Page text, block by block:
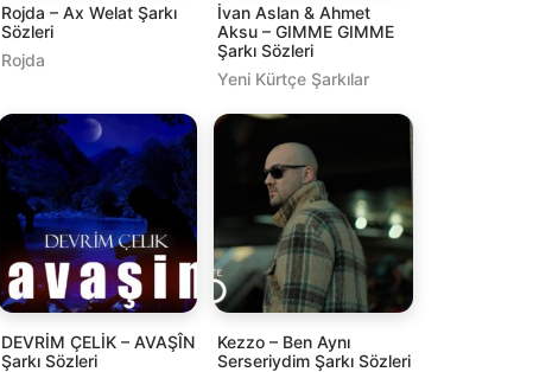
Rojda – Ax Welat Şarkı
Sözleri
Rojda
İvan Aslan & Ahmet
Aksu – GIMME GIMME
Şarkı Sözleri
Yeni Kürtçe Şarkılar
DEVRİM ÇELİK – AVAŞÎN
Şarkı Sözleri
Kezzo – Ben Aynı
Serseriydim Şarkı Sözleri